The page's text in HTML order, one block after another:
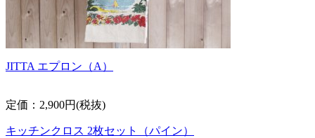
JITTA エプロン（A）
定価：2,900円(税抜)
キッチンクロス 2枚セット（パイン）